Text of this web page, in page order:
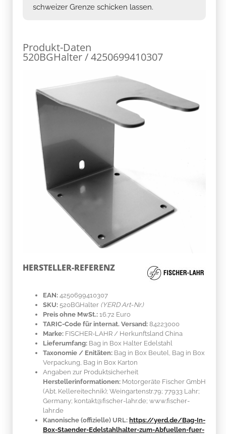
schweizer Grenze schicken lassen.
Produkt-Daten
520BGHalter / 4250699410307
HERSTELLER-REFERENZ
EAN: 4250699410307
SKU: 520BGHalter (YERD Art-Nr.)
Preis ohne MwSt.: 16.72 Euro
TARIC-Code für internat. Versand: 84223000
Marke: FISCHER-LAHR / Herkunftsland China
Lieferumfang: Bag in Box Halter Edelstahl
Taxonomie / Enitäten: Bag in Box Beutel, Bag in Box
Verpackung, Bag in Box Karton
Angaben zur Produktsicherheit
Herstellerinformationen: Motorgeräte Fischer GmbH
(Abt. Kellereitechnik); Weingartenstr.79; 77933 Lahr;
Germany; kontakt@fischer-lahr.de; www.fischer-
lahr.de
Kanonische (offizielle) URL: https://yerd.de/Bag-In-
Box-Staender-Edelstahlhalter-zum-Abfuellen-fuer-